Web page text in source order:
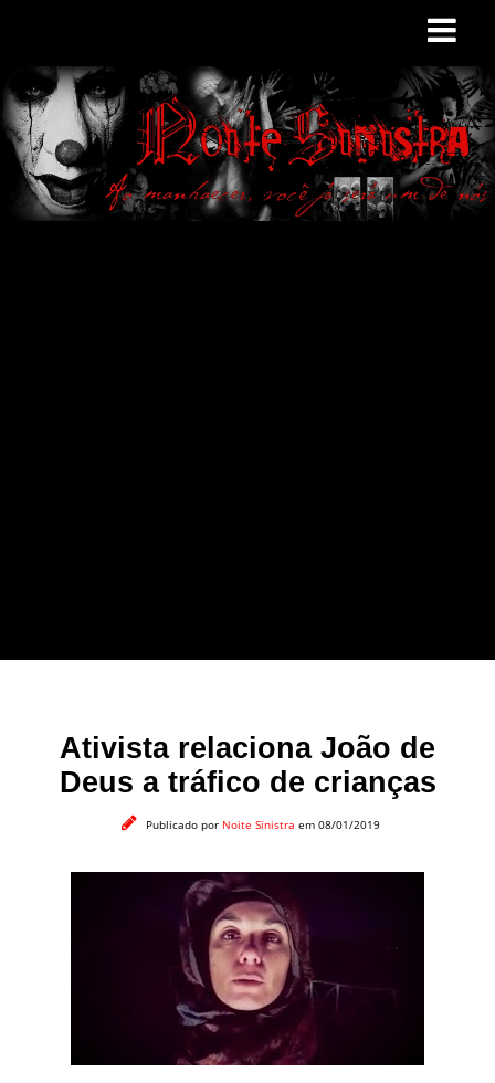
Ativista relaciona João de
Deus a tráfico de crianças
Publicado por Noite Sinistra em 08/01/2019